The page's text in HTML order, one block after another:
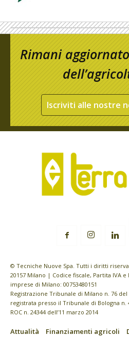
Rimani
Iscriviti alle nostre
© Tecniche Nuove Spa. Tutti i diritti
20157 Milano | Codice fiscale, Partita IVA
imprese di Milano: 00753480151
Registrazione Tribunale di Milano n. 76
registrata presso il Tribunale di Bologna n.
ROC n. 24344 dell’11 marzo 2014
Attualità Finanziamenti agricoli